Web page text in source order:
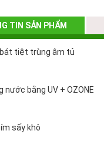
TIN SẢN PHẨM
bát tiệt trùng âm tủ
nước bằng UV + OZONE
sấy khô